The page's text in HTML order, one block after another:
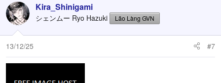
Kira_Shinigami
シェンムー Ryo Hazuki Lão Làng GVN
13/12/25 #7